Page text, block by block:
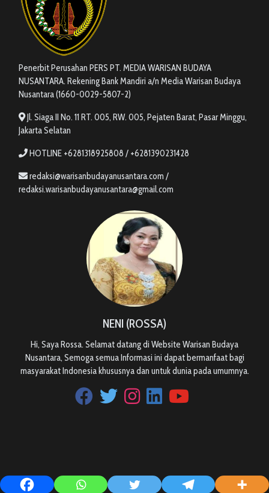
Penerbit Perusahan PERS PT. MEDIA WARISAN BUDAYA
NUSANTARA. Rekening Bank Mandiri a/n Media Warisan Budaya
Nusantara (1660-0029-5807-2)
Jl. Siaga II No. 11 RT. 005, RW. 005, Pejaten Barat, Pasar Minggu,
Jakarta Selatan
HOTLINE +6281318925808 / +6281390231428
redaksi@warisanbudayanusantara.com /
redaksi.warisanbudayanusantara@gmail.com
NENI (ROSSA)
Hi, Saya Rossa. Selamat datang di Website Warisan Budaya
Nusantara, Semoga semua Informasi ini dapat bermanfaat bagi
masyarakat Indonesia khususnya dan untuk dunia pada umumnya.